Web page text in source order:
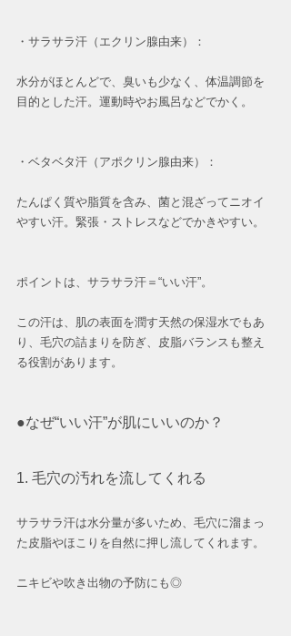
・サラサラ汗（エクリン腺由来）：
水分がほとんどで、臭いも少なく、体温調節を
目的とした汗。運動時やお風呂などでかく。
・ベタベタ汗（アポクリン腺由来）：
たんぱく質や脂質を含み、菌と混ざってニオイ
やすい汗。緊張・ストレスなどでかきやすい。
ポイントは、サラサラ汗＝“いい汗”。
この汗は、肌の表面を潤す天然の保湿水でもあ
り、毛穴の詰まりを防ぎ、皮脂バランスも整え
る役割があります。
●なぜ“いい汗”が肌にいいのか？
1. 毛穴の汚れを流してくれる
サラサラ汗は水分量が多いため、毛穴に溜まっ
た皮脂やほこりを自然に押し流してくれます。
ニキビや吹き出物の予防にも◎